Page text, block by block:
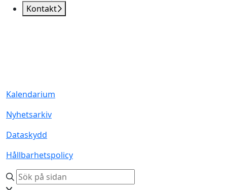
Kontakt
Kalendarium
Nyhetsarkiv
Dataskydd
Hållbarhetspolicy